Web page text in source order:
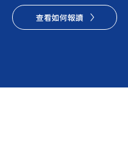
查看如何報讀